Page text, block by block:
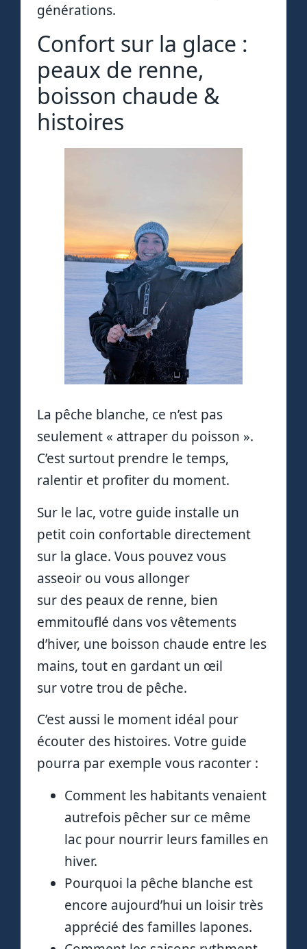
générations.
Confort sur la glace :
peaux de renne,
boisson chaude &
histoires
La pêche blanche, ce n’est pas
seulement « attraper du poisson ».
C’est surtout prendre le temps,
ralentir et profiter du moment.
Sur le lac, votre guide installe un
petit coin confortable directement
sur la glace. Vous pouvez vous
asseoir ou vous allonger
sur des peaux de renne, bien
emmitouflé dans vos vêtements
d’hiver, une boisson chaude entre les
mains, tout en gardant un œil
sur votre trou de pêche.
C’est aussi le moment idéal pour
écouter des histoires. Votre guide
pourra par exemple vous raconter :
Comment les habitants venaient
autrefois pêcher sur ce même
lac pour nourrir leurs familles en
hiver.
Pourquoi la pêche blanche est
encore aujourd’hui un loisir très
apprécié des familles lapones.